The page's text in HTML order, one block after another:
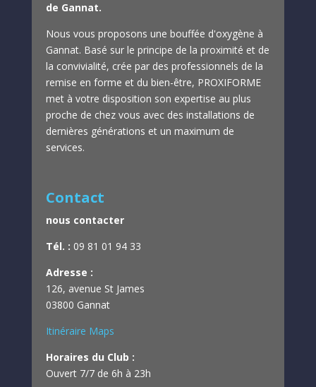
de Gannat.
Nous vous proposons une bouffée d'oxygène à
Gannat. Basé sur le principe de la proximité et de
la convivialité, crée par des professionnels de la
remise en forme et du bien-être, PROXIFORME
met à votre disposition son expertise au plus
proche de chez vous avec des installations de
dernières générations et un maximum de
services.
Contact
nous contacter
Tél. : 09 81 01 94 33
Adresse :
126, avenue St James
03800 Gannat
Itinéraire Maps
Horaires du Club :
Ouvert 7/7 de 6h à 23h